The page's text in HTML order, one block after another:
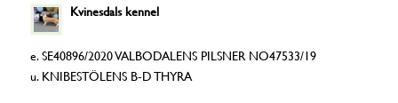
Kvinesdals kennel
e. SE40896/2020 VALBODALENS PILSNER NO47533/19
u. KNIBESTÖLENS B-D THYRA